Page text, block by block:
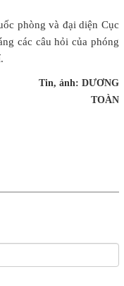
phòng và đại diện Cục
các câu hỏi của phóng
Tin, ảnh: DƯƠNG
TOÀN